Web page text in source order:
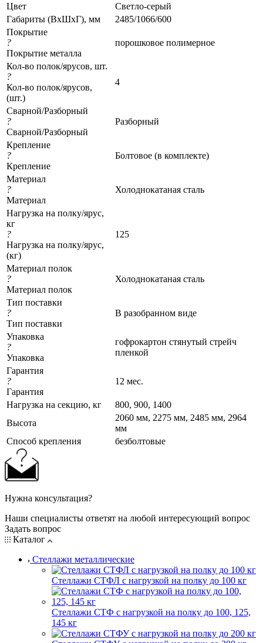
Цвет
Светло-серый
Габариты (ВхШхГ), мм
2485/1066/600
Покрытие
?
Покрытие металла
порошковое полимерное
Кол-во полок/ярусов, шт.
?
Кол-во полок/ярусов,
(шт.)
4
Сварной/Разборный
?
Сварной/Разборный
Разборный
Крепление
?
Крепление
Болтовое (в комплекте)
Материал
?
Материал
Холоднокатаная сталь
Нагрузка на полку/ярус,
кг
?
Нагрузка на полку/ярус,
(кг)
125
Материал полок
?
Материал полок
Холоднокатаная сталь
Тип поставки
?
Тип поставки
В разобранном виде
Упаковка
?
Упаковка
гофрокартон стянутый стрейч
пленкой
Гарантия
?
Гарантия
12 мес.
Нагрузка на секцию, кг
800, 900, 1400
Высота
2060 мм, 2275 мм, 2485 мм, 2964
мм
Cпособ крепления
безболтовые
Нужна консультация?
Наши специалисты ответят на любой интересующий вопрос
Задать вопрос
Каталог
Стеллажи металлические
Стеллажи СТФЛ с нагрузкой на полку до 100 кг
Стеллажи СТФ с нагрузкой на полку до 100, 125,
145 кг